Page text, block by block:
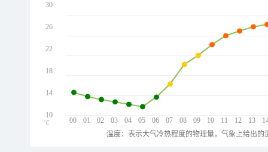
00 01 02 03 04 05 06 07 08 09 10 11 12 13
30
26
22
18
14
10
℃
温度：表示大气冷热程度的物理量，气象上给出